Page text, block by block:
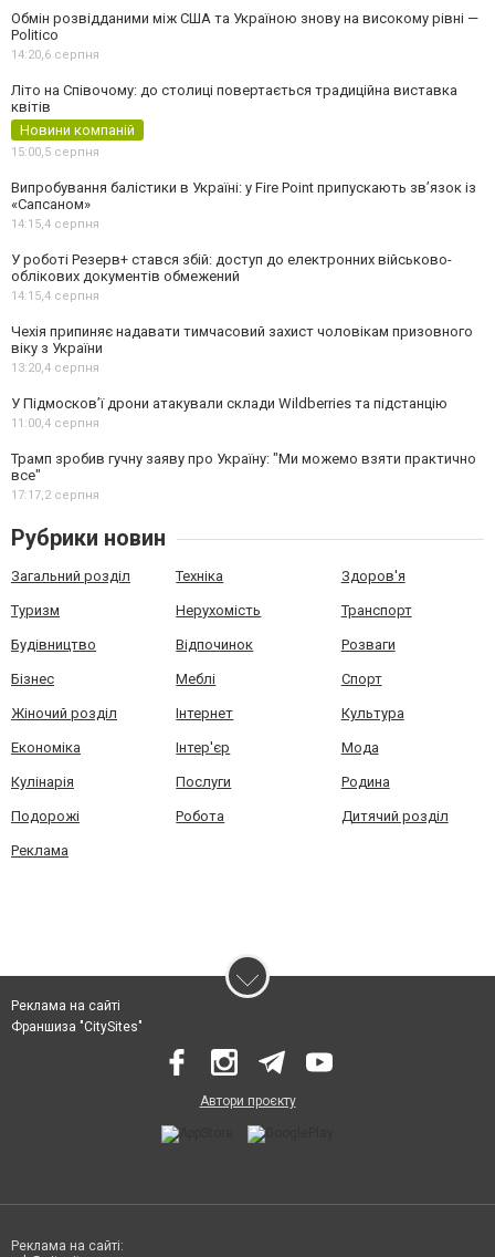
Обмін розвідданими між США та Україною знову на високому рівні —
Politico
14:20,6 серпня
Літо на Співочому: до столиці повертається традиційна виставка
квітів
Новини компаній
15:00,5 серпня
Випробування балістики в Україні: у Fire Point припускають зв’язок із
«Сапсаном»
14:15,4 серпня
У роботі Резерв+ стався збій: доступ до електронних військово-
облікових документів обмежений
14:15,4 серпня
Чехія припиняє надавати тимчасовий захист чоловікам призовного
віку з України
13:20,4 серпня
У Підмосков’ї дрони атакували склади Wildberries та підстанцію
11:00,4 серпня
Трамп зробив гучну заяву про Україну: "Ми можемо взяти практично
все"
17:17,2 серпня
Рубрики новин
Загальний розділ Техніка Здоров'я
Туризм Нерухомість Транспорт
Будівництво Відпочинок Розваги
Бізнес Меблі Спорт
Жіночий розділ Інтернет Культура
Економіка Інтер'єр Мода
Кулінарія Послуги Родина
Подорожі Робота Дитячий розділ
Реклама
Реклама на сайті
Франшиза "CitySites"
Автори проєкту
Реклама на сайті: